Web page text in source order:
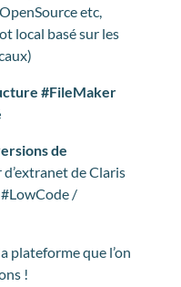
etc,
local basé sur les
#FileMaker
de
de Claris
/
plateforme que l’on
!